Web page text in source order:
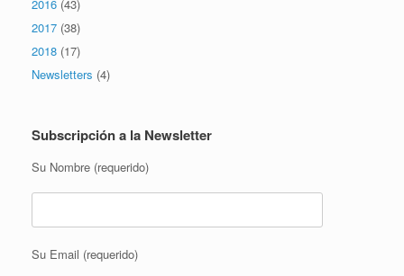
2016 (43)
2017 (38)
2018 (17)
Newsletters (4)
Subscripción a la Newsletter
Su Nombre (requerido)
Su Email (requerido)